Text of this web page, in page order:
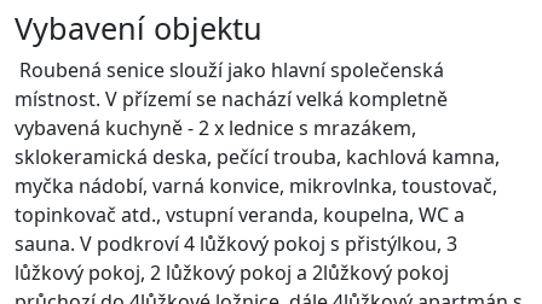
Vybavení objektu
Roubená senice slouží jako hlavní společenská
místnost. V přízemí se nachází velká kompletně
vybavená kuchyně - 2 x lednice s mrazákem,
sklokeramická deska, pečící trouba, kachlová kamna,
myčka nádobí, varná konvice, mikrovlnka, toustovač,
topinkovač atd., vstupní veranda, koupelna, WC a
sauna. V podkroví 4 lůžkový pokoj s přistýlkou, 3
lůžkový pokoj, 2 lůžkový pokoj a 2lůžkový pokoj